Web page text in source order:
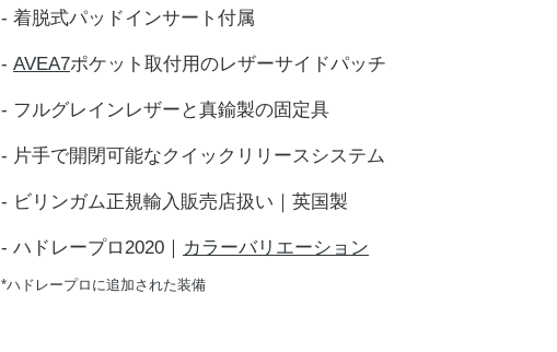
- 着脱式パッドインサート付属
- AVEA7ポケット取付用のレザーサイドパッチ
- フルグレインレザーと真鍮製の固定具
- 片手で開閉可能なクイックリリースシステム
- ビリンガム正規輸入販売店扱い｜英国製
- ハドレープロ2020｜ カラーバリエーション
*ハドレープロに追加された装備